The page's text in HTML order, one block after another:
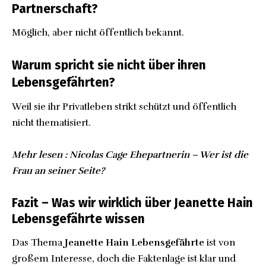
Partnerschaft?
Möglich, aber nicht öffentlich bekannt.
Warum spricht sie nicht über ihren
Lebensgefährten?
Weil sie ihr Privatleben strikt schützt und öffentlich
nicht thematisiert.
Mehr lesen :Nicolas Cage Ehepartnerin – Wer ist die
Frau an seiner Seite?
Fazit – Was wir wirklich über Jeanette Hain
Lebensgefährte wissen
Das ThemaJeanette Hain Lebensgefährte ist von
großem Interesse, doch die Faktenlage ist klar und